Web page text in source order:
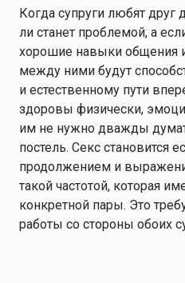
Когда супруги любят друг
ли станет проблемой, а
хорошие навыки общения
между ними будут
и естественному пути
здоровы физически,
им не нужно дважды
постель. Секс становится
продолжением и
такой частотой, которая
конкретной пары. Это
работы со стороны обоих